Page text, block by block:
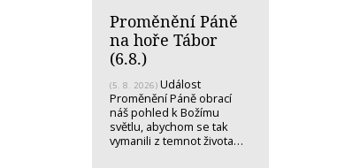
Proměnění Páně
na hoře Tábor
(6.8.)
(5. 8. 2026) Událost
Proměnění Páně obrací
náš pohled k Božímu
světlu, abychom se tak
vymanili z temnot života…